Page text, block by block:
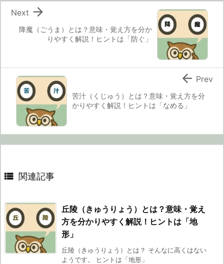
降魔（ごうま）とは？意味・覚え方を分か
りやすく解説！ヒントは「防ぐ」

Next
苦汁（くじゅう）とは？意味・覚え方を分
かりやすく解説！ヒントは「なめる」
 Prev
 関連記事
丘陵（きゅうりょう）とは？意味・覚え
方を分かりやすく解説！ヒントは「地
形」
丘陵（きゅうりょう）とは？ そんなに高くはない
ようです。 ヒントは「地形」